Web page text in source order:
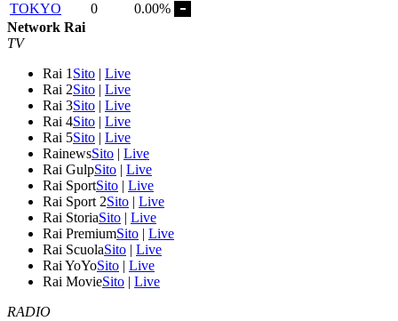
TOKYO
0
0.00%
Network Rai
TV
Rai 1 Sito | Live
Rai 2Sito | Live
Rai 3Sito | Live
Rai 4Sito | Live
Rai 5Sito | Live
RainewsSito | Live
Rai GulpSito | Live
Rai SportSito | Live
Rai Sport 2Sito | Live
Rai StoriaSito | Live
Rai PremiumSito | Live
Rai ScuolaSito | Live
Rai YoYoSito | Live
Rai MovieSito | Live
RADIO